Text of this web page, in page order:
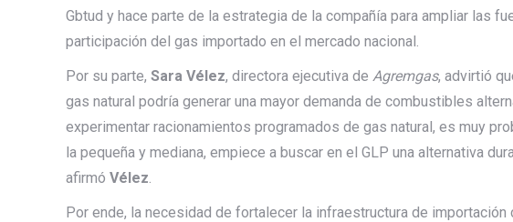
Gbtud y hace parte de la estrategia de la compañía para ampliar las
participación del gas importado en el mercado nacional.
Por su parte, Sara Vélez, directora ejecutiva de Agremgas, advirtió
gas natural podría generar una mayor demanda de combustibles
experimentar racionamientos programados de gas natural, es muy
la pequeña y mediana, empiece a buscar en el GLP una alternativa
afirmó Vélez
Por ende, la necesidad de fortalecer la infraestructura de importación